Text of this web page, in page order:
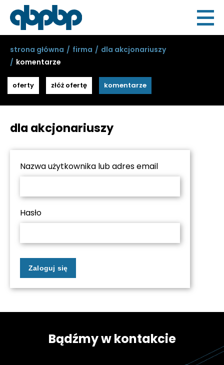
strona główna firma
dla akcjonariuszy
komentarze
oferty złóż ofertę komentarze
dla akcjonariuszy
Nazwa użytkownika lub adres email
Hasło
Bądźmyw kontakcie